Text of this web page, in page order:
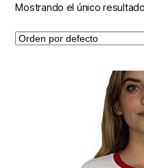
Mostrando el único resultado